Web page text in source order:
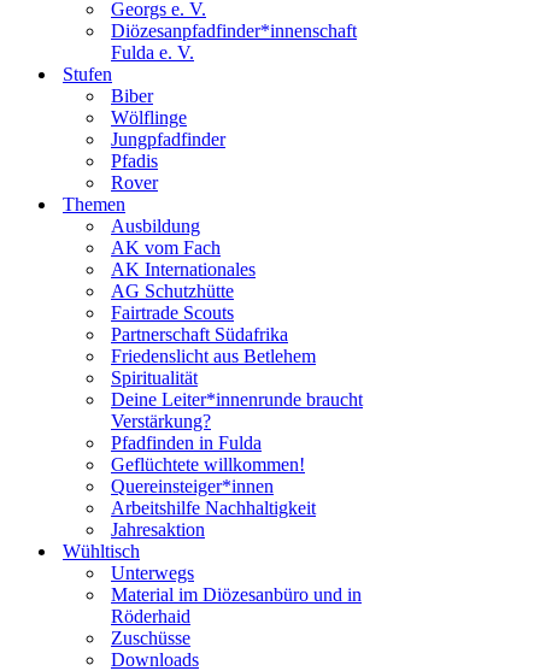
Georgs e. V.
Diözesanpfadfinder*innenschaft
Fulda e. V.
Stufen
Biber
Wölflinge
Jungpfadfinder
Pfadis
Rover
Themen
Ausbildung
AK vom Fach
AK Internationales
AG Schutzhütte
Fairtrade Scouts
Partnerschaft Südafrika
Friedenslicht aus Betlehem
Spiritualität
Deine Leiter*innenrunde braucht
Verstärkung?
Pfadfinden in Fulda
Geflüchtete willkommen!
Quereinsteiger*innen
Arbeitshilfe Nachhaltigkeit
Jahresaktion
Wühltisch
Unterwegs
Material im Diözesanbüro und in
Röderhaid
Zuschüsse
Downloads